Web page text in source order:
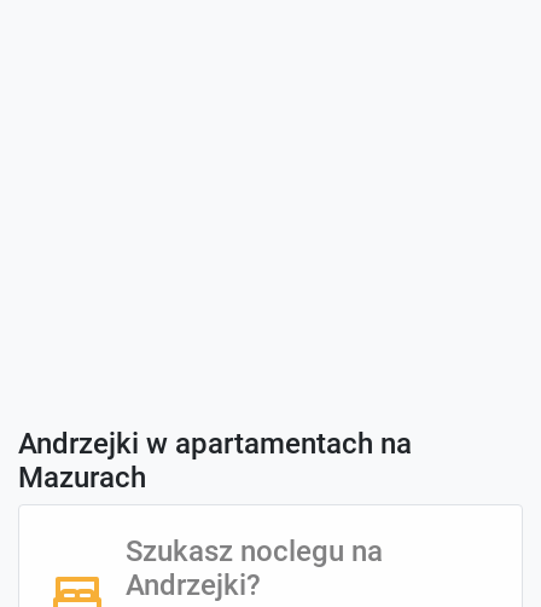
Andrzejki w apartamentach na
Mazurach
Szukasz noclegu na
Andrzejki?